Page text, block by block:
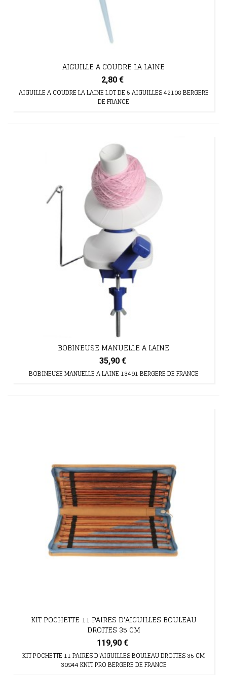
AIGUILLE A COUDRE LA LAINE
2,80 €
AIGUILLE A COUDRE LA LAINE LOT DE 5 AIGUILLES 42108 BERGERE
DE FRANCE
BOBINEUSE MANUELLE A LAINE
35,90 €
BOBINEUSE MANUELLE A LAINE 13491 BERGERE DE FRANCE
KIT POCHETTE 11 PAIRES D'AIGUILLES BOULEAU
DROITES 35 CM
119,90 €
KIT POCHETTE 11 PAIRES D'AIGUILLES BOULEAU DROITES 35 CM
30944 KNIT PRO BERGERE DE FRANCE